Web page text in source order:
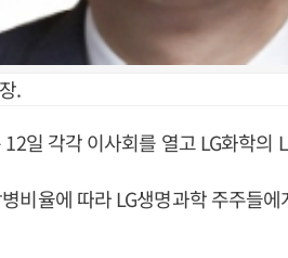
.
일 각각 이사회를 열고 LG화학의
비율에 따라 LG생명과학 주주들에